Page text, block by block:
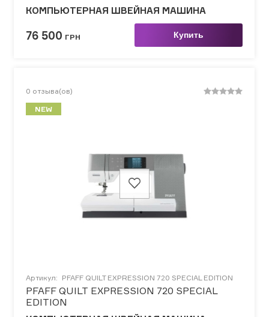
КОМПЬЮТЕРНАЯ ШВЕЙНАЯ МАШИНА
76 500 ГРН Купить
0 отзыва(ов)
NEW
Артикул: PFAFF QUILT EXPRESSION 720 SPECIAL EDITION
PFAFF QUILT EXPRESSION 720 SPECIAL
EDITION